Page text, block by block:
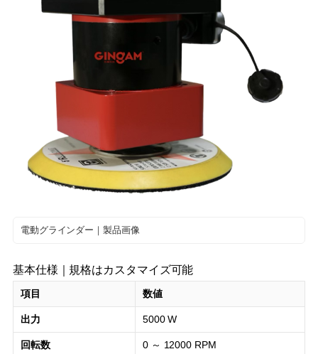
電動グラインダー｜製品画像
基本仕様｜規格はカスタマイズ可能
項目 数値
出力 5000 W
回転数 0 ～ 12000 RPM